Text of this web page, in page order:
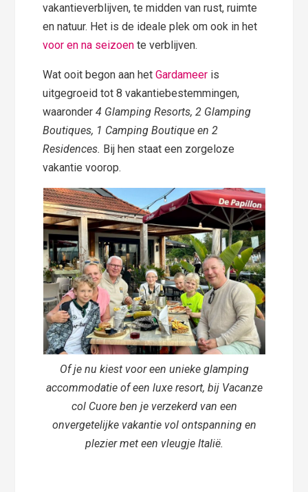
vakantieverblijven, te midden van rust, ruimte
en natuur. Het is de ideale plek om ook in het
voor en na seizoen te verblijven.
Wat ooit begon aan hetGardameer is
uitgegroeid tot 8 vakantiebestemmingen,
waaronder4 Glamping Resorts, 2 Glamping
Boutiques, 1 Camping Boutique en 2
Residences. Bij hen staat een zorgeloze
vakantie voorop.
Of je nu kiest voor een unieke glamping
accommodatie of een luxe resort, bij Vacanze
col Cuore ben je verzekerd van een
onvergetelijke vakantie vol ontspanning en
plezier met een vleugje Italië.